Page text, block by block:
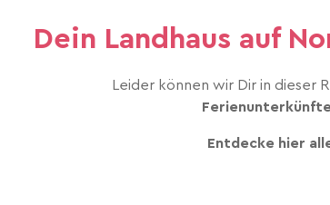
Dein Landhaus auf
Leider können wir Dir in dieser
Ferienunterkünfte
Entdecke hier